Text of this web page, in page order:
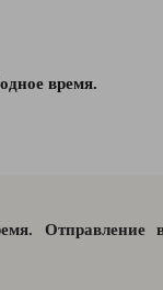
время.
Отправление